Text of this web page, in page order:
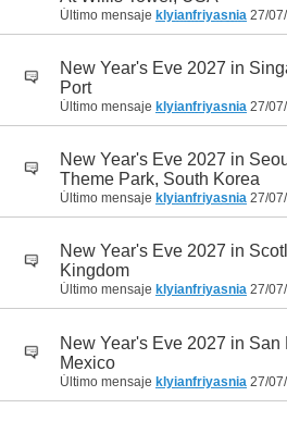
Último mensaje klyianfriyasnia 27/
New Year's Eve 2027 in
Port
Último mensaje klyianfriyasnia 27/
New Year's Eve 2027 in
Theme Park, South Korea
Último mensaje klyianfriyasnia 27/
New Year's Eve 2027 in
Kingdom
Último mensaje klyianfriyasnia 27/
New Year's Eve 2027 in San
Mexico
Último mensaje klyianfriyasnia 27/